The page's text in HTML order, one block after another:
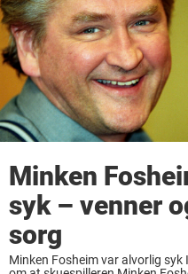
Minken
syk – venner
sorg
Minken Fosheim var alvorlig